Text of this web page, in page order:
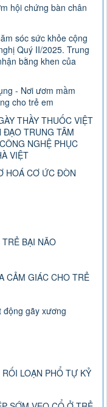
hội chứng bàn chân
sóc sức khỏe cộng
Quý II/2025. Trung
bằng khen của
- Nơi ươm mầm
cho trẻ em
THẦY THUỐC VIỆT
TRUNG TÂM
NGHỆ PHỤC
VIỆT
HOÁ CƠ ỨC ĐÒN
BẠI NÃO
CẢM GIÁC CHO TRẺ
động gãy xương
LOẠN PHỔ TỰ KỶ